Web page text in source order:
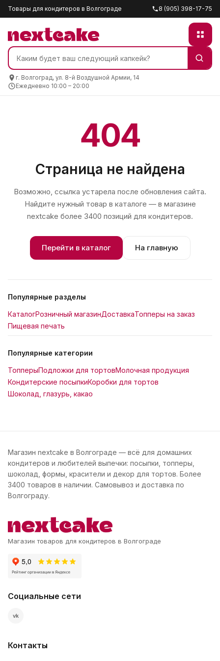
Товары для кондитеров в Волгограде 8 (905) 398-17-75
г. Волгоград, ул. 8-й Воздушной Армии, 14
Ежедневно 10:00 – 20:00
404
Страница не найдена
Возможно, ссылка устарела после обновления сайта.
Найдите нужный товар в каталоге — в магазине
nextcake более 3400 позиций для кондитеров.
Перейти в каталог На главную
Популярные разделы
КаталогРозничный магазинДоставкаТопперы на заказ
Пищевая печать
Популярные категории
ТопперыПодложки для тортовМолочная продукция
Кондитерские посыпкиКоробки для тортов
Шоколад, глазурь, какао
Магазин nextcake в Волгограде — всё для домашних
кондитеров и любителей выпечки: посыпки, топперы,
шоколад, формы, красители и декор для тортов. Более
3400 товаров в наличии. Самовывоз и доставка по
Волгограду.
Магазин товаров для кондитеров в Волгограде
Социальные сети
vk
Контакты